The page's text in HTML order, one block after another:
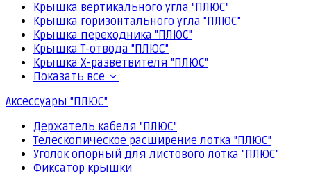
Крышка вертикального угла "ПЛЮС"
Крышка горизонтального угла "ПЛЮС"
Крышка переходника "ПЛЮС"
Крышка Т-отвода "ПЛЮС"
Крышка Х-разветвителя "ПЛЮС"
Показать все
Аксессуары "ПЛЮС"
Держатель кабеля "ПЛЮС"
Телескопическое расширение лотка "ПЛЮС"
Уголок опорный для листового лотка "ПЛЮС"
Фиксатор крышки